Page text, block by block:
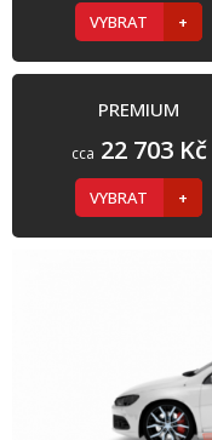
VYBRAT
PREMIUM
cca 22 703 Kč
VYBRAT